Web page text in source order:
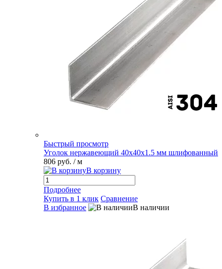
Быстрый просмотр
Уголок нержавеющий 40х40х1.5 мм шлифованный
806 руб. / м
В корзину
Подробнее
Купить в 1 клик Сравнение
В избранное
В наличии